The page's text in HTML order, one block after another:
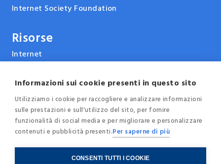
Internet Society Foundation
Risorse
Internet
Tecnologie
Report, pubblicazioni e documenti
Eventi e conferenze
News
Informazioni sui cookie presenti in questo sito
Utilizziamo i cookie per raccogliere e analizzare informazioni
sulle prestazioni e sull'utilizzo del sito, per fornire
funzionalità di social media e per migliorare e personalizzare
contenuti e pubblicità presenti.Per saperne di più
CONSENTI TUTTI I COOKIE